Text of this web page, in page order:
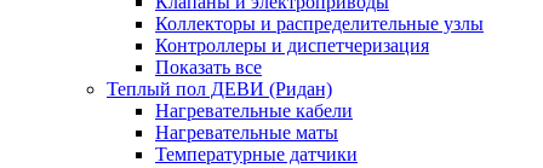
Коллекторы и распределительные узлы
Контроллеры и диспетчеризация
Показать все
Теплый пол ДЕВИ (Ридан)
Нагревательные кабели
Нагревательные маты
Температурные датчики